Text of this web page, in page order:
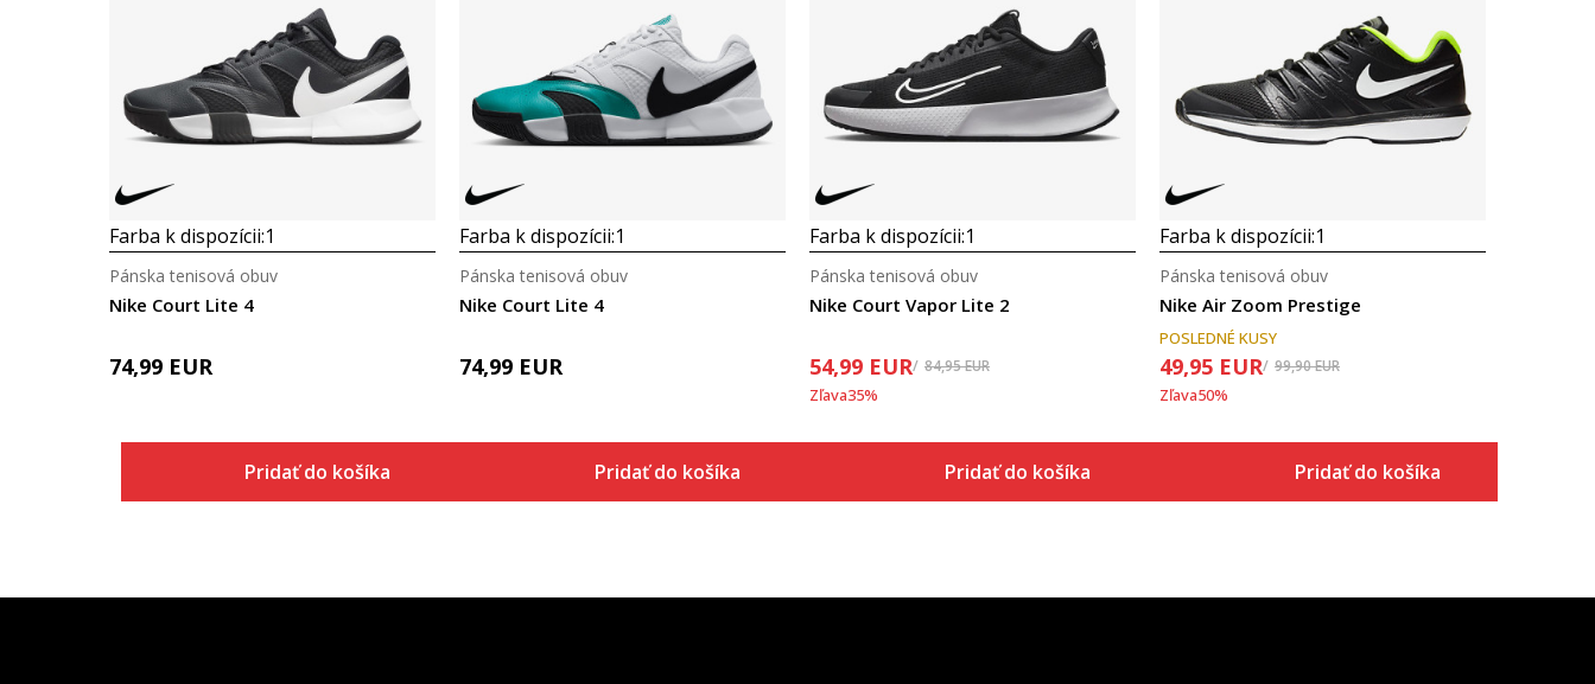
Farba k dispozícii:1
Nike Court Lite 4
Pánska tenisová obuv
74,99 EUR
Pridať do košíka
Farba k dispozícii:1
Nike Court Lite 4
Pánska tenisová obuv
74,99 EUR
Pridať do košíka
Farba k dispozícii:1
Nike Court Vapor Lite 2
Pánska tenisová obuv
54,99 EUR 84,95EUR
Zľava35%
Pridať do košíka
Farba k dispozícii:1
Nike Air Zoom Prestige
Pánska tenisová obuv
POSLEDNÉ KUSY
49,95 EUR 99,90EUR
Zľava50%
Pridať do košíka